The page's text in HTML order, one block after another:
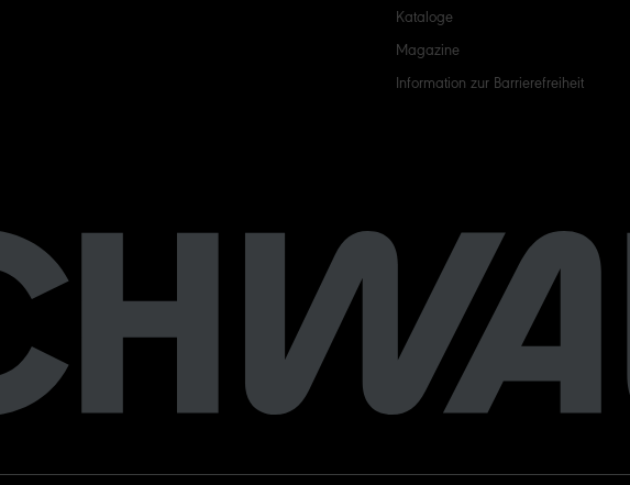
Kataloge
Magazine
Information zur Barrierefreiheit